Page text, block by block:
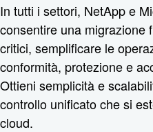
In tutti i settori, NetApp e
consentire una migrazione
critici, semplificare le
conformità, protezione e
Ottieni semplicità e
controllo unificato che si
cloud.